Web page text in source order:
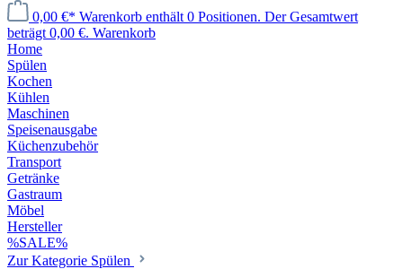
0,00 €* Warenkorb enthält 0 Positionen. Der Gesamtwert
beträgt 0,00 €. Warenkorb
Home
Spülen
Kochen
Kühlen
Maschinen
Speisenausgabe
Küchenzubehör
Transport
Getränke
Gastraum
Möbel
Hersteller
%SALE%
Zur Kategorie Spülen